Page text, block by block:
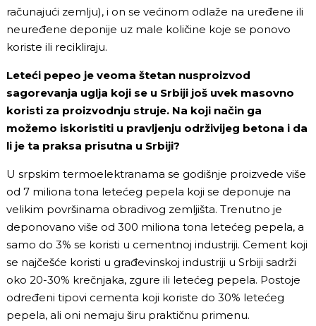
računajući zemlju), i on se većinom odlaže na uređene ili
neuređene deponije uz male količine koje se ponovo
koriste ili recikliraju.
Leteći pepeo je veoma štetan nusproizvod
sagorevanja uglja koji se u Srbiji još uvek masovno
koristi za proizvodnju struje. Na koji način ga
možemo iskoristiti u pravljenju održivijeg betona i da
li je ta praksa prisutna u Srbiji?
U srpskim termoelektranama se godišnje proizvede više
od 7 miliona tona letećeg pepela koji se deponuje na
velikim površinama obradivog zemljišta. Trenutno je
deponovano više od 300 miliona tona letećeg pepela, a
samo do 3% se koristi u cementnoj industriji. Cement koji
se najčešće koristi u građevinskoj industriji u Srbiji sadrži
oko 20-30% krečnjaka, zgure ili letećeg pepela. Postoje
određeni tipovi cementa koji koriste do 30% letećeg
pepela, ali oni nemaju širu praktičnu primenu.